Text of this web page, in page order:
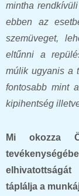
mintha
ebben az
szemüveget,
eltűnni a
múlik ugyanis a
fontosabb mint
kipihentség
Mi okozza
táplálja a